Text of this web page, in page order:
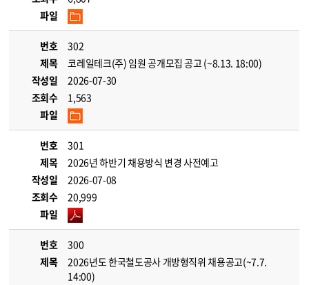
파일
번호
302
제목
코레일테크(주) 임원 공개모집 공고 (~8.13. 18:00)
작성일
2026-07-30
조회수
1,563
파일
번호
301
제목
2026년 하반기 채용방식 변경 사전예고
작성일
2026-07-08
조회수
20,999
파일
번호
300
제목
2026년도 한국철도공사 개방형직위 채용공고(~7.7.
14:00)